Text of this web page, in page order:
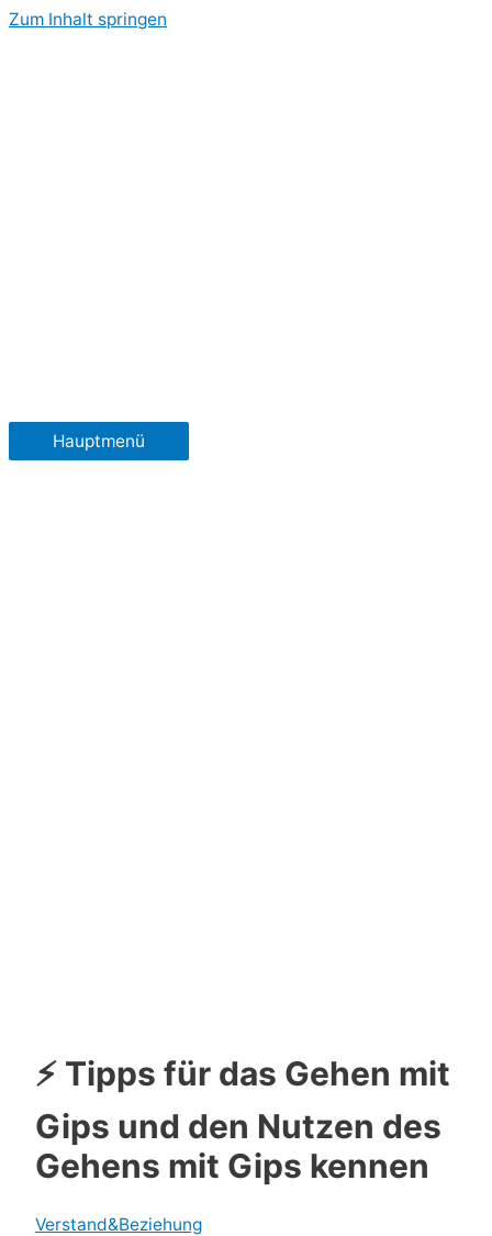
Zum Inhalt springen
Hauptmenü
⚡ Tipps für das Gehen mit
Gips und den Nutzen des
Gehens mit Gips kennen
Verstand&Beziehung